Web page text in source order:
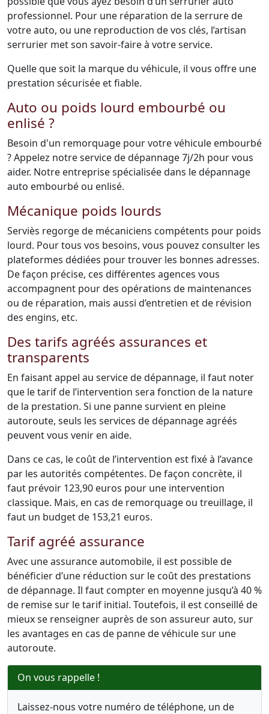
professionnel. Pour une réparation de la serrure de
votre auto, ou une reproduction de vos clés, l’artisan
serrurier met son savoir-faire à votre service.
Quelle que soit la marque du véhicule, il vous offre une
prestation sécurisée et fiable.
Auto ou poids lourd embourbé ou
enlisé ?
Besoin d'un remorquage pour votre véhicule embourbé
? Appelez notre service de dépannage 7j/2h pour vous
aider. Notre entreprise spécialisée dans le dépannage
auto embourbé ou enlisé.
Mécanique poids lourds
Serviès regorge de mécaniciens compétents pour poids
lourd. Pour tous vos besoins, vous pouvez consulter les
plateformes dédiées pour trouver les bonnes adresses.
De façon précise, ces différentes agences vous
accompagnent pour des opérations de maintenances
ou de réparation, mais aussi d’entretien et de révision
des engins, etc.
Des tarifs agréés assurances et
transparents
En faisant appel au service de dépannage, il faut noter
que le tarif de l’intervention sera fonction de la nature
de la prestation. Si une panne survient en pleine
autoroute, seuls les services de dépannage agréés
peuvent vous venir en aide.
Dans ce cas, le coût de l’intervention est fixé à l’avance
par les autorités compétentes. De façon concrète, il
faut prévoir 123,90 euros pour une intervention
classique. Mais, en cas de remorquage ou treuillage, il
faut un budget de 153,21 euros.
Tarif agréé assurance
Avec une assurance automobile, il est possible de
bénéficier d’une réduction sur le coût des prestations
de dépannage. Il faut compter en moyenne jusqu’à 40 %
de remise sur le tarif initial. Toutefois, il est conseillé de
mieux se renseigner auprès de son assureur auto, sur
les avantages en cas de panne de véhicule sur une
autoroute.
On vous rappelle !
Laissez-nous votre numéro de téléphone, un de